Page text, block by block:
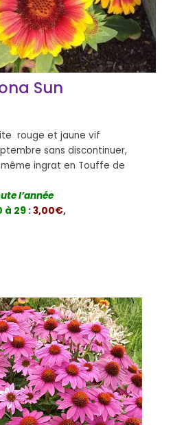
Sun
rouge et jaune vif
sans discontinuer,
ingrat en Touffe de
l’année
à 29 :3,00€,